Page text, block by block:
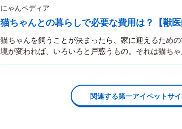
にゃんペディア
猫ちゃんとの暮らしで必要な費用は？【獣医
猫ちゃんを飼うことが決まったら、家に迎えるため
境が変われば、いろいろと戸惑うもの。それは猫ち
しい環境になじめるよう、いくつか用意しなければ
よって違いはありますが、おおよその費用について
関連する第一アイペットサ